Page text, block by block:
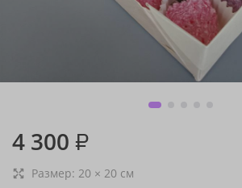
4 300 ₽
Размер: 20 × 20 см